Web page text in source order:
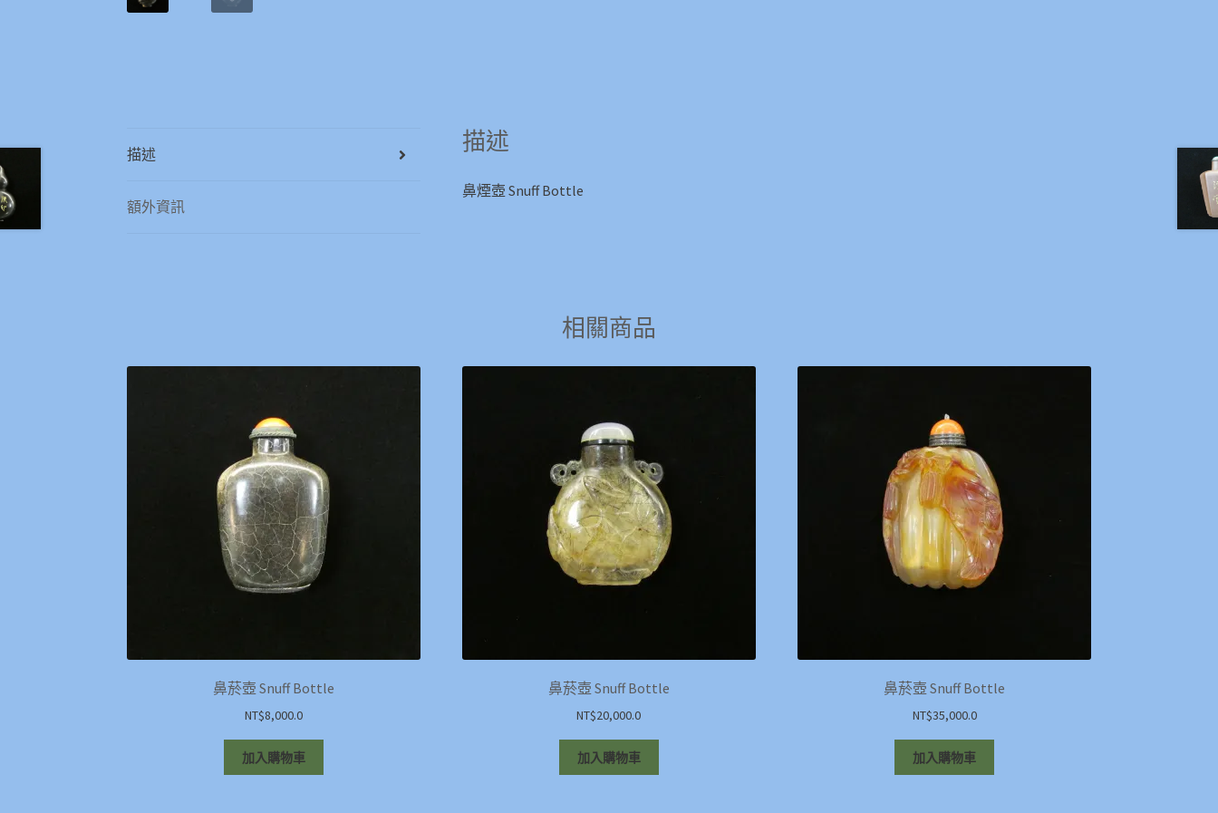
描述
額外資訊
描述
鼻煙壺 Snuff Bottle
相關商品
鼻菸壺 Snuff Bottle
NT$8,000.0
加入購物車
鼻菸壺 Snuff Bottle
NT$20,000.0
加入購物車
鼻菸壺 Snuff Bottle
NT$35,000.0
加入購物車